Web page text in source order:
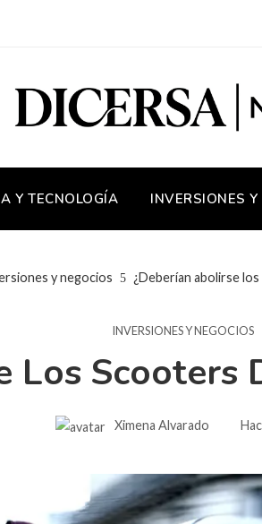
Y TECNOLOGÍA INVERSIONES
y negocios ¿Deberían abolirse
INVERSIONES Y NEGOCIOS
Scooters
Ximena Alvarado